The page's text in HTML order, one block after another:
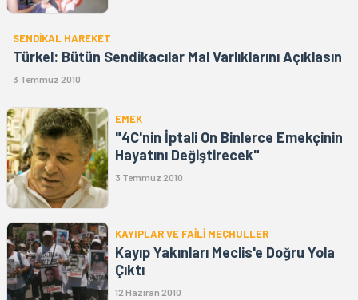
SENDİKAL HAREKET
Türkel: Bütün Sendikacılar Mal Varlıklarını Açıklasın
3 Temmuz 2010
EMEK
"4C'nin İptali On Binlerce Emekçinin
Hayatını Değiştirecek"
3 Temmuz 2010
KAYIPLAR VE FAİLİ MEÇHULLER
Kayıp Yakınları Meclis'e Doğru Yola
Çıktı
12 Haziran 2010